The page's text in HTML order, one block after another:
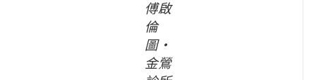
傅啟
倫
圖‧
金鶯